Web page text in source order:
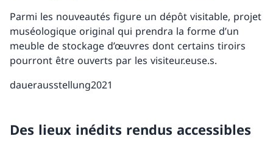
Parmi les nouveautés figure un dépôt visitable, projet
muséologique original qui prendra la forme d’un
meuble de stockage d’œuvres dont certains tiroirs
pourront être ouverts par les visiteur.euse.s.
dauerausstellung2021
Des lieux inédits rendus accessibles